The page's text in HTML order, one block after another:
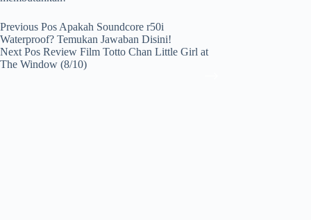
Previous Pos Apakah Soundcore r50i
Waterproof? Temukan Jawaban Disini!
Next Pos Review Film Totto Chan Little Girl at
The Window (8/10)